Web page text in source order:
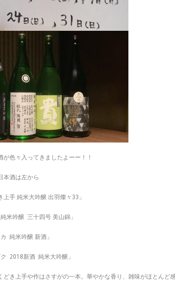
が色々入ってきましたよーー！！
本酒は左から
上手 純米大吟醸 出羽燦々33」
純米吟醸 三十四号 美山錦」
純米吟醸 新酒」
2018新酒 純米大吟醸」
どき上手や作はさすがの一本。華やかな香り、雑味がほとんど